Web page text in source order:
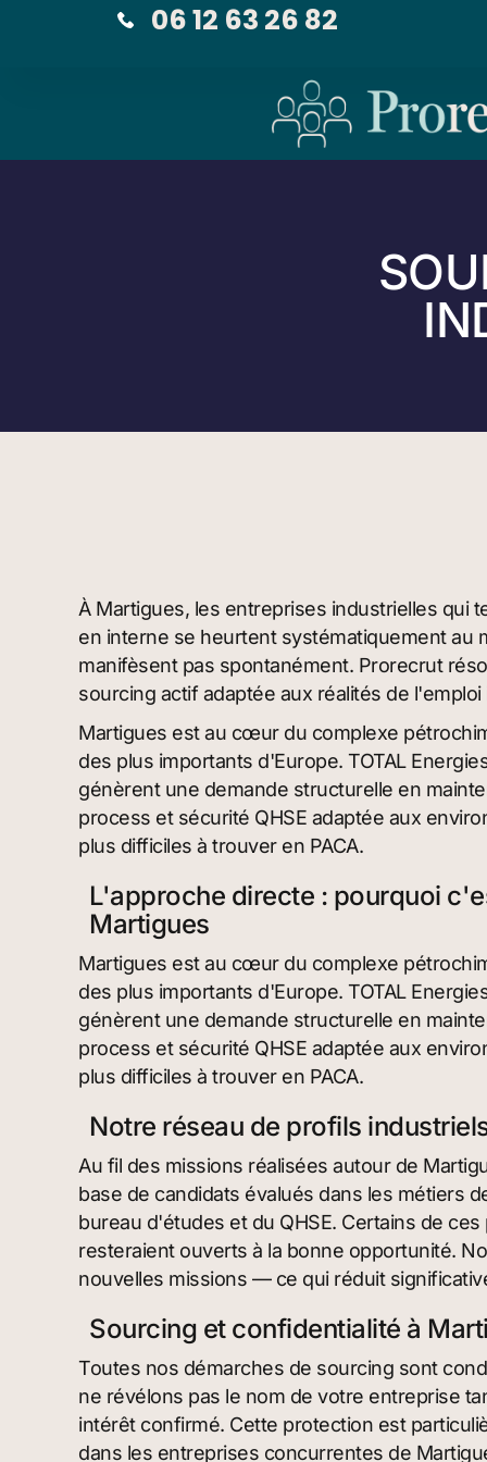
06 12 63 26 82
À Martigues, les entreprises industrielles qui
en interne se heurtent systématiquement au
manifèsent pas spontanément. Prorecrut
sourcing actif adaptée aux réalités de l'emploi
Martigues est au cœur du complexe
des plus importants d'Europe. TOTAL
génèrent une demande structurelle en
process et sécurité QHSE adaptée aux
plus difficiles à trouver en PACA.
L'approche directe : pourquoi
Martigues
Martigues est au cœur du complexe
des plus importants d'Europe. TOTAL
génèrent une demande structurelle en
process et sécurité QHSE adaptée aux
plus difficiles à trouver en PACA.
Notre réseau de profils
Au fil des missions réalisées autour de
base de candidats évalués dans les métiers
bureau d'études et du QHSE. Certains de
resteraient ouverts à la bonne opportunité.
nouvelles missions — ce qui réduit
Sourcing et confidentialité à
Toutes nos démarches de sourcing sont
ne révélons pas le nom de votre entreprise
intérêt confirmé. Cette protection est
dans les entreprises concurrentes de